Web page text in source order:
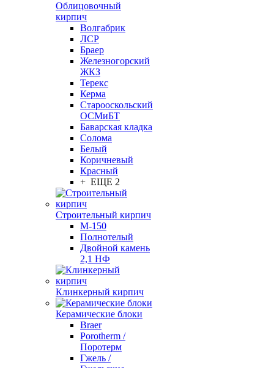
Облицовочный
кирпич
Волгабрик
ЛСР
Браер
Железногорский
ЖКЗ
Терекс
Керма
Старооскольский
ОСМиБТ
Баварская кладка
Солома
Белый
Коричневый
Красный
+ ЕЩЕ 2
Строительный кирпич
М-150
Полнотелый
Двойной камень
2,1 НФ
Клинкерный кирпич
Керамические блоки
Braer
Porotherm /
Поротерм
Гжель /